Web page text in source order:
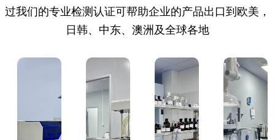
过我们的专业检测认证可帮助企业的产品出口到欧美，
日韩、中东、澳洲及全球各地